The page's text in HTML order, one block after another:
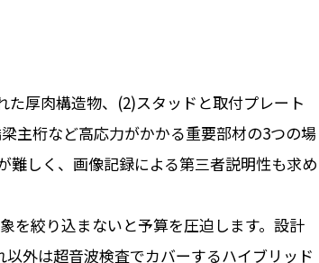
厚肉構造物、(2)スタッドと取付プレート
主桁など高応力がかかる重要部材の3つの場
難しく、画像記録による第三者説明性も求め
を絞り込まないと予算を圧迫します。設計
外は超音波検査でカバーするハイブリッド